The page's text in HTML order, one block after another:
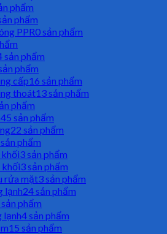
phẩm
phẩm
PPR0 sản phẩm
sản phẩm
phẩm
cấp16 sản phẩm
thoát13 sản phẩm
phẩm
sản phẩm
22 sản phẩm
phẩm
khối3 sản phẩm
khối3 sản phẩm
rửa mặt3 sản phẩm
lạnh24 sản phẩm
sản phẩm
lạnh4 sản phẩm
15 sản phẩm